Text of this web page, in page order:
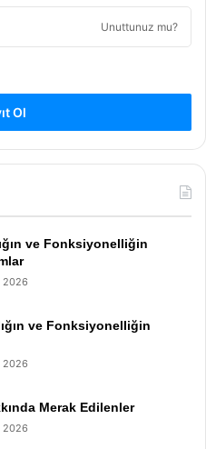
Unuttunuz mu?
Ol
ve Fonksiyonelliğin
2026
ve Fonksiyonelliğin
2026
Merak Edilenler
2026